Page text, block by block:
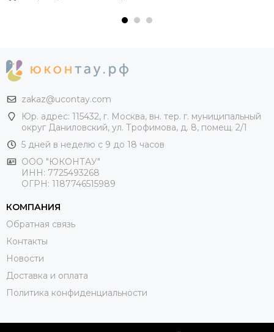
zakaz@ucontay.com
Юр. адрес: 115432, г. Москва, вн. тер. г. муниципальный
округ Даниловский, ул. Трофимова, д. 8, помещ. 2/1
5 дней в неделю с 9 до 18 часов
ООО "ЮКОНТАУ"
ИНН: 7725493268
ОГРН: 1187746515989
КОМПАНИЯ
Обратная связь
Контакты
Новости
Доставка и оплата
Политика конфиденциальности